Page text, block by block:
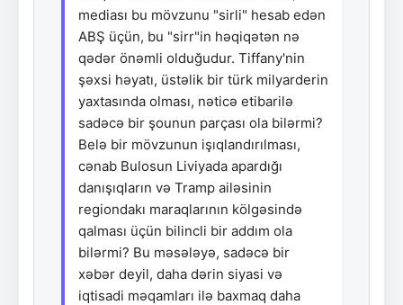
mediası bu mövzunu "sirli" hesab edən
ABŞ üçün, bu "sirr"in həqiqətən nə
qədər önəmli olduğudur. Tiffany'nin
şəxsi həyatı, üstəlik bir türk milyarderin
yaxtasında olması, nəticə etibarilə
sadəcə bir şounun parçası ola bilərmi?
Belə bir mövzunun işıqlandırılması,
cənab Bulosun Liviyada apardığı
danışıqların və Tramp ailəsinin
regiondakı maraqlarının kölgəsində
qalması üçün bilincli bir addım ola
bilərmi? Bu məsələyə, sadəcə bir
xəbər deyil, daha dərin siyasi və
iqtisadi məqamları ilə baxmaq daha